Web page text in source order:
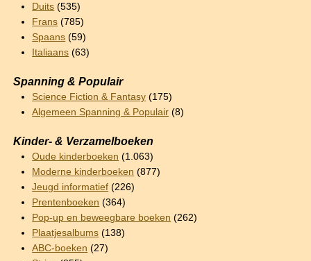
Duits (535)
Frans (785)
Spaans (59)
Italiaans (63)
Spanning & Populair
Science Fiction & Fantasy (175)
Algemeen Spanning & Populair (8)
Kinder- & Verzamelboeken
Oude kinderboeken (1.063)
Moderne kinderboeken (877)
Jeugd informatief (226)
Prentenboeken (364)
Pop-up en beweegbare boeken (262)
Plaatjesalbums (138)
ABC-boeken (27)